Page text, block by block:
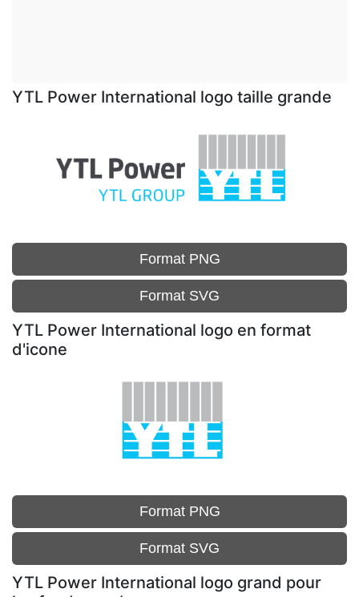
YTL Power International logo taille grande
Format PNG
Format SVG
YTL Power International logo en format
d'icone
Format PNG
Format SVG
YTL Power International logo grand pour